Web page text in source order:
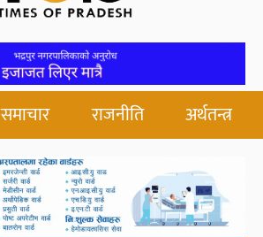
समाचार राजनीति अर्थतन्त्र